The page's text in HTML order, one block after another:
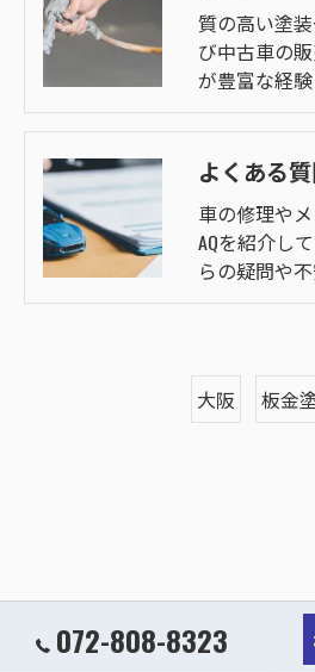
質の高い塗
び中古車の
が豊富な経
よくある
車の修理や
AQを紹介し
らの疑問や
大阪 板金
072-808-8323